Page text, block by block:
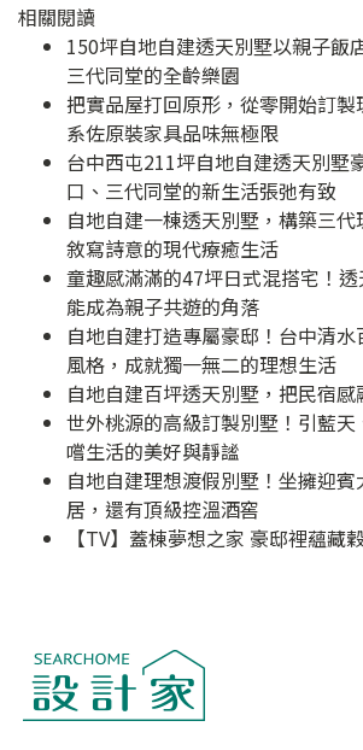
相關閱讀
150坪自地自建透天別墅以親子飯
三代同堂的全齡樂園
把實品屋打回原形，從零開始訂
系佐原裝家具品味無極限
台中西屯211坪自地自建透天別墅
口、三代同堂的新生活張弛有致
自地自建一棟透天別墅，構築三代
敘寫詩意的現代療癒生活
童趣感滿滿的47坪日式混搭宅！
能成為親子共遊的角落
自地自建打造專屬豪邸！台中清
風格，成就獨一無二的理想生活
自地自建百坪透天別墅，把民宿
世外桃源的高級訂製別墅！引藍
嚐生活的美好與靜謐
自地自建理想渡假別墅！坐擁迎
居，還有頂級控溫酒窖
【TV】蓋棟夢想之家 豪邸裡蘊藏